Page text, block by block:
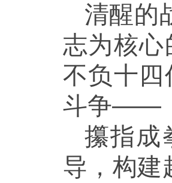
清醒的
志为核心
不负十四
斗争——
攥指成
导，构建